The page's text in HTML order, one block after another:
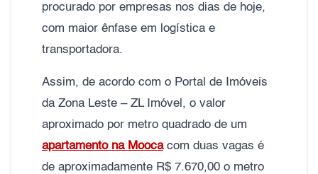
procurado por empresas nos dias de hoje,
com maior ênfase em logística e
transportadora.
Assim, de acordo com o Portal de Imóveis
da Zona Leste – ZL Imóvel, o valor
aproximado por metro quadrado de um
apartamento na Moocacom duas vagas é
de aproximadamente R$ 7.670,00 o metro